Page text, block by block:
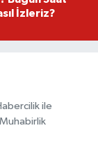
İzleriz?
ile